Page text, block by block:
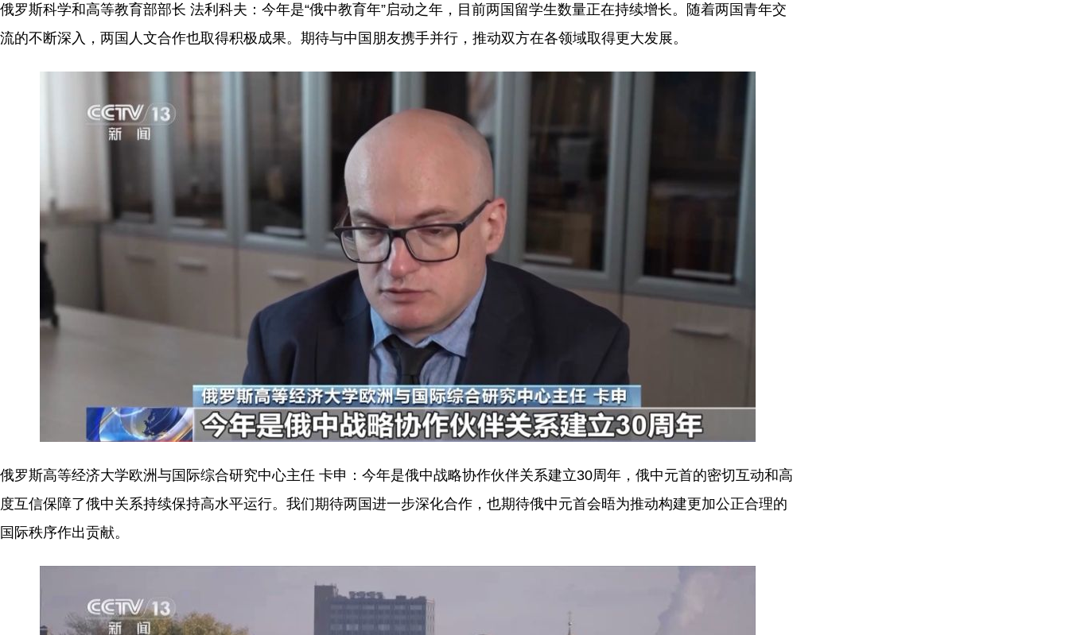
俄罗斯科学和高等教育部部长 法利科夫：今年是“俄中教育年”启动之年，目前两国留学生数量正在持续增长。随着两国青年交
流的不断深入，两国人文合作也取得积极成果。期待与中国朋友携手并行，推动双方在各领域取得更大发展。
俄罗斯高等经济大学欧洲与国际综合研究中心主任 卡申：今年是俄中战略协作伙伴关系建立30周年，俄中元首的密切互动和高
度互信保障了俄中关系持续保持高水平运行。我们期待两国进一步深化合作，也期待俄中元首会晤为推动构建更加公正合理的
国际秩序作出贡献。